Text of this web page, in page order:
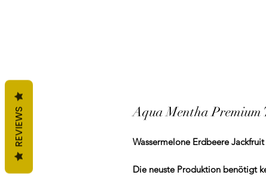
Aqua Mentha Premium
Wassermelone Erdbeere Jackfruit
Die neuste Produktion benötigt
REVIEWS